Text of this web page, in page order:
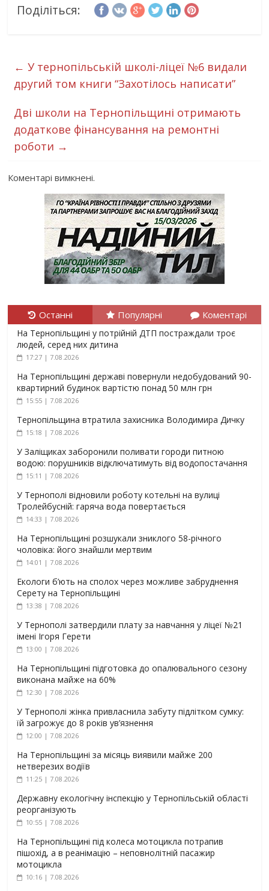
Поділіться:
← У тернопільській школі-ліцеї №6 видали
другий том книги “Захотілось написати”
Дві школи на Тернопільщині отримають
додаткове фінансування на ремонтні
роботи →
Коментарі вимкнені.
Останні Популярні Коментарі
На Тернопільщині у потрійній ДТП постраждали троє
людей, серед них дитина
17:27 | 7.08.2026
На Тернопільщині державі повернули недобудований 90-
квартирний будинок вартістю понад 50 млн грн
15:55 | 7.08.2026
Тернопільщина втратила захисника Володимира Дичку
15:18 | 7.08.2026
У Заліщиках заборонили поливати городи питною
водою: порушників відключатимуть від водопостачання
15:11 | 7.08.2026
У Тернополі відновили роботу котельні на вулиці
Тролейбусній: гаряча вода повертається
14:33 | 7.08.2026
На Тернопільщині розшукали зниклого 58-річного
чоловіка: його знайшли мертвим
14:01 | 7.08.2026
Екологи б’ють на сполох через можливе забруднення
Серету на Тернопільщині
13:38 | 7.08.2026
У Тернополі затвердили плату за навчання у ліцеї №21
імені Ігоря Герети
13:00 | 7.08.2026
На Тернопільщині підготовка до опалювального сезону
виконана майже на 60%
12:30 | 7.08.2026
У Тернополі жінка привласнила забуту підлітком сумку:
їй загрожує до 8 років ув’язнення
12:00 | 7.08.2026
На Тернопільщині за місяць виявили майже 200
нетверезих водіїв
11:25 | 7.08.2026
Державну екологічну інспекцію у Тернопільській області
реорганізують
10:55 | 7.08.2026
На Тернопільщині під колеса мотоцикла потрапив
пішохід, а в реанімацію – неповнолітній пасажир
мотоцикла
10:16 | 7.08.2026